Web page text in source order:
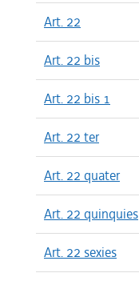
Art. 22
Art. 22 bis
Art. 22 bis 1
Art. 22 ter
Art. 22 quater
Art. 22 quinquies
Art. 22 sexies